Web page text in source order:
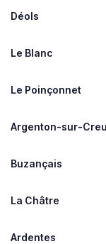
Déols
Le Blanc
Le Poinçonnet
Argenton-sur-
Buzançais
La Châtre
Ardentes